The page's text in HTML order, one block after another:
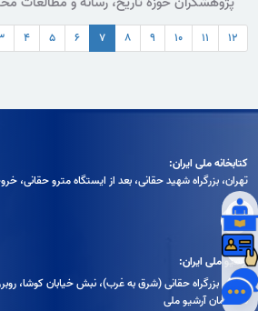
درباره نقش و تحولات مطبوعات استان‌های
بختیاری، در این رویداد علمی مشارکت ۴ ۵ ۶ ۷ ۸ ۹ ۱۰ ۱۱ ۱۲
کتابخانه ملی ایران:
تهران، بزرگراه شهيد حقانی، بعد از ايستگاه مترو حقانی،
آرشیو ملی ایران:
تهران، بزرگراه حقانی (شرق به غرب)، نبش خیابان کوشا،
ساختمان آرشیو ملی